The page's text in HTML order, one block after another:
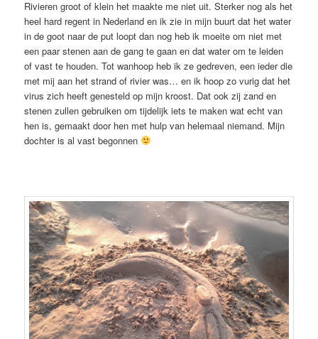
Rivieren groot of klein het maakte me niet uit. Sterker nog als het
heel hard regent in Nederland en ik zie in mijn buurt dat het water
in de goot naar de put loopt dan nog heb ik moeite om niet met
een paar stenen aan de gang te gaan en dat water om te leiden
of vast te houden. Tot wanhoop heb ik ze gedreven, een ieder die
met mij aan het strand of rivier was… en ik hoop zo vurig dat het
virus zich heeft genesteld op mijn kroost. Dat ook zij zand en
stenen zullen gebruiken om tijdelijk iets te maken wat echt van
hen is, gemaakt door hen met hulp van helemaal niemand. Mijn
dochter is al vast begonnen